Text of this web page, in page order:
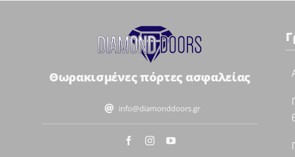
Θωρακισμένες πόρτες ασφαλείας
info@diamonddoors.gr